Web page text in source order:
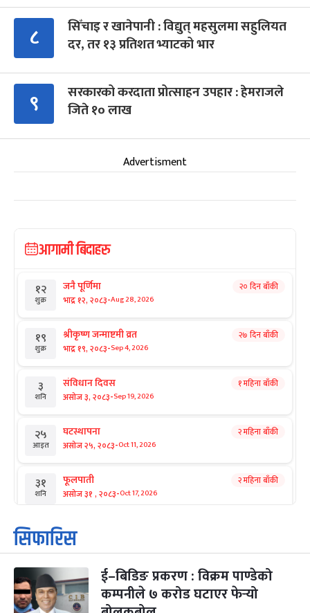
८
सिँचाइ र खानेपानी : विद्युत् महसुलमा सहुलियत
दर, तर १३ प्रतिशत भ्याटको भार
९
सरकारको करदाता प्रोत्साहन उपहार : हेमराजले
जिते १० लाख
Advertisment
आगामी बिदाहरु
१२
शुक्र
जनै पूर्णिमा
भाद्र १२, २०८३-Aug 28, 2026
२० दिन बाँकी
१९
शुक्र
श्रीकृष्ण जन्माष्टमी व्रत
भाद्र १९, २०८३-Sep 4, 2026
२७ दिन बाँकी
३
शनि
संविधान दिवस
असोज ३, २०८३-Sep 19, 2026
१ महिना बाँकी
२५
आइत
घटस्थापना
असोज २५, २०८३-Oct 11, 2026
२ महिना बाँकी
३१
शनि
फूलपाती
असोज ३१ , २०८३-Oct 17, 2026
२ महिना बाँकी
१
आइत
कार्तिक सङ्क्रान्ति
कार्तिक १, २०८३
३
मंगल
महानवमी
कार्तिक ३, २०८३-Oct 20, 2026
२ महिना बाँकी
सिफारिस
ई–बिडिङ प्रकरण : विक्रम पाण्डेको
कम्पनीले ७ करोड घटाएर फेर्‍यो